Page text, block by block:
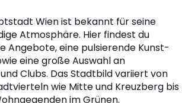
Wien ist bekannt für seine
Atmosphäre. Hier findest du
Angebote, eine pulsierende Kunst-
eine große Auswahl an
Clubs. Das Stadtbild variiert von
wie Mitte und Kreuzberg bis
im Grünen.